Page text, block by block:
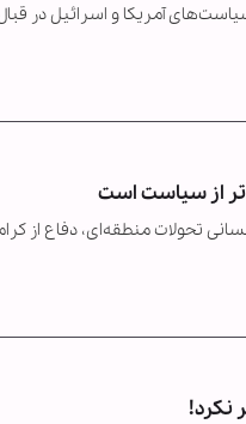
آمریکا و اسرائیل در قبال
از سیاست است
تحولات منطقه‌ای، دفاع از
نکرد!